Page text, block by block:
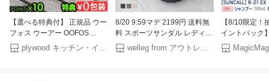
【選べる特典付】 正規品 ウー
フォス ウーアー OOFOS
Ooahhサンダル リカバリーサ
ンダル 疲れない メンズ レデ
plywood キッチン・インテリア雑貨
8/20 9:59マデ 2199円 送料無
料 スポーツサンダル レディー
ス メンズ キッズ フラットサ
ンダル 面ファスナー ぺたんこ
welleg from アウトレットシューズ
【8/10限定！
イントバック
料無料】【1
コール R-21